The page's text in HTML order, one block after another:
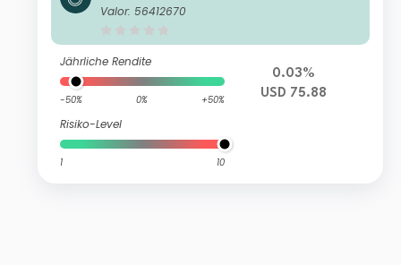
SD IG Corporate Bond Active UCITS
Valor: 56412670
Jährliche Rendite
-50% 0% +50%
Risiko-Level
1 10
0.03%
USD 75.88